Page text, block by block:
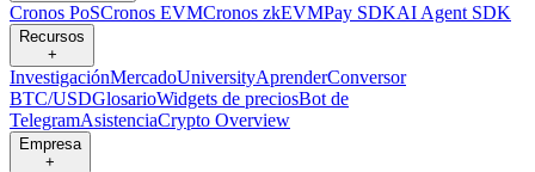
Cronos PoSCronos EVMCronos zkEVMPay SDKAI Agent SDK
Recursos
+
InvestigaciónMercadoUniversityAprenderConversor
BTC/USDGlosarioWidgets de preciosBot de
TelegramAsistenciaCrypto Overview
Empresa
+